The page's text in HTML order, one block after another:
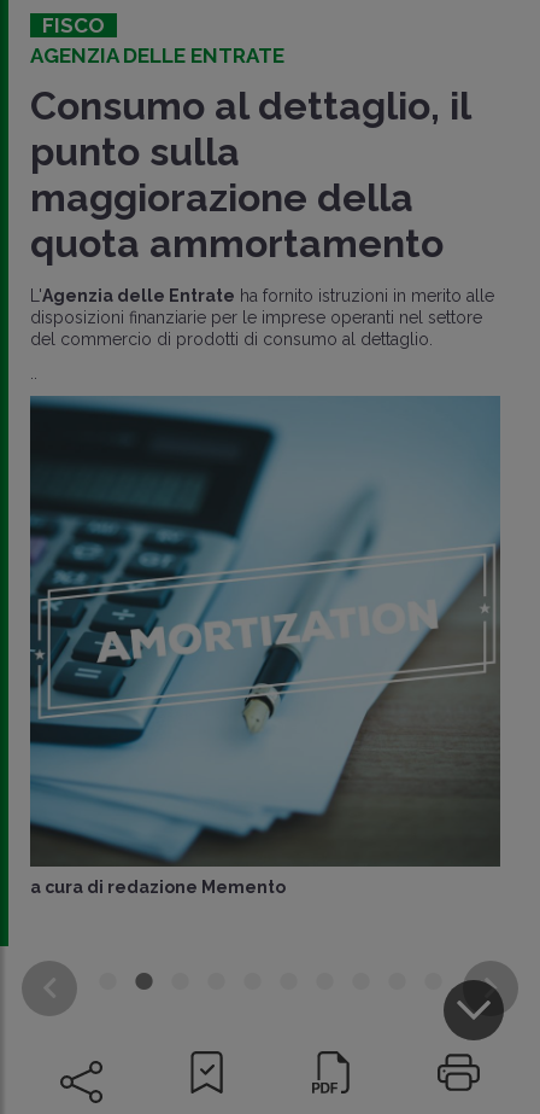
FISCO
AGENZIA DELLE ENTRATE
Consumo al dettaglio, il
punto sulla
maggiorazione della
quota ammortamento
L'Agenzia delle Entrate ha fornito istruzioni in merito alle
disposizioni finanziarie per le imprese operanti nel settore
del commercio di prodotti di consumo al dettaglio.
..
a cura di redazione Memento